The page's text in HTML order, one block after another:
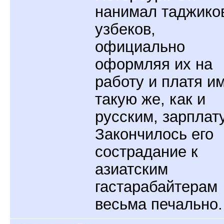
нанимал
узбеков,
официально
оформляя их на
работу и платя
такую же, как и
русским,
Закончилось его
сострадание к
азиатским
гастарабайтерам
весьма печально.